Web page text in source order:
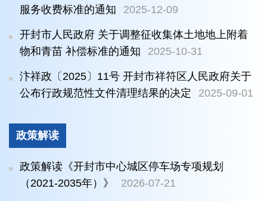
服务收费标准的通知
2025-12-09
开封市人民政府 关于调整征收集体土地地上附着
物和青苗 补偿标准的通知
2025-10-31
汴祥政〔2025〕11号 开封市祥符区人民政府关于
公布行政规范性文件清理结果的决定
2025-09-01
政策解读
政策解读《开封市中心城区停车场专项规划
（2021-2035年）》
2026-07-21